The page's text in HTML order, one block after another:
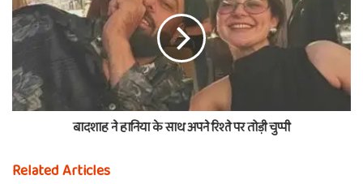
बादशाह ने हानिया के साथ अपने रिश्ते पर तोड़ी चुप्पी
Related Articles